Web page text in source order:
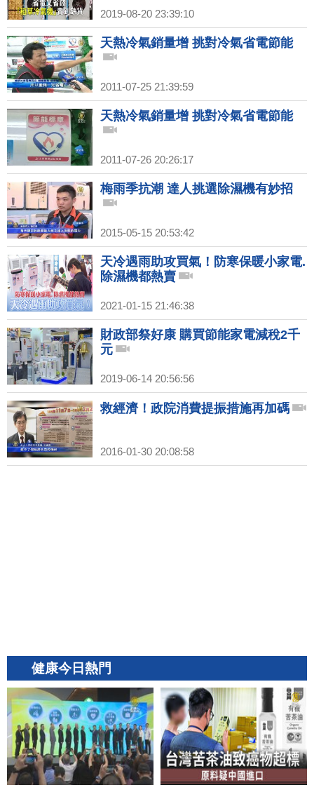
2019-08-20 23:39:10
天熱冷氣銷量增 挑對冷氣省電節能
2011-07-25 21:39:59
天熱冷氣銷量增 挑對冷氣省電節能
2011-07-26 20:26:17
梅雨季抗潮 達人挑選除濕機有妙招
2015-05-15 20:53:42
天冷遇雨助攻買氣！防寒保暖小家電.
除濕機都熱賣
2021-01-15 21:46:38
財政部祭好康 購買節能家電減稅2千
元
2019-06-14 20:56:56
救經濟！政院消費提振措施再加碼
2016-01-30 20:08:58
健康今日熱門